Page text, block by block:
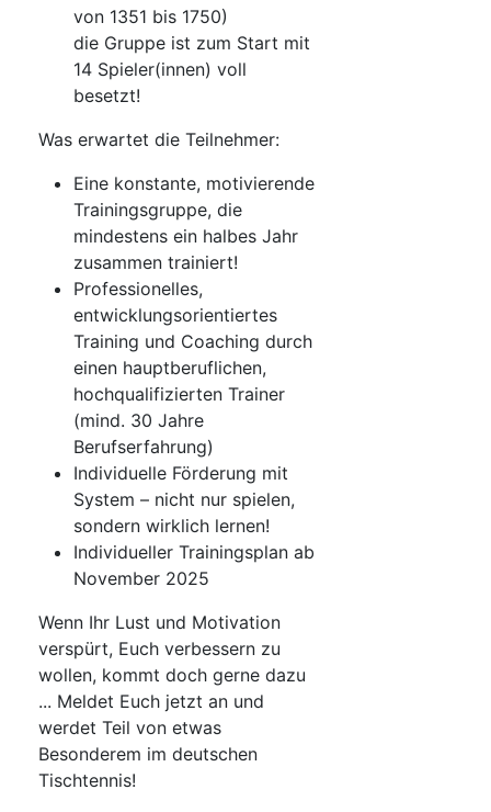
von 1351 bis 1750)
die Gruppe ist zum Start mit
14 Spieler(innen) voll
besetzt!
Was erwartet die Teilnehmer:
Eine konstante, motivierende
Trainingsgruppe, die
mindestens ein halbes Jahr
zusammen trainiert!
Professionelles,
entwicklungsorientiertes
Training und Coaching durch
einen hauptberuflichen,
hochqualifizierten Trainer
(mind. 30 Jahre
Berufserfahrung)
Individuelle Förderung mit
System – nicht nur spielen,
sondern wirklich lernen!
Individueller Trainingsplan ab
November 2025
Wenn Ihr Lust und Motivation
verspürt, Euch verbessern zu
wollen, kommt doch gerne dazu
... Meldet Euch jetzt an und
werdet Teil von etwas
Besonderem im deutschen
Tischtennis!